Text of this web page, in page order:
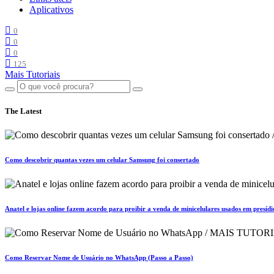
Aplicativos
0
0
0
125
Mais Tutoriais
The Latest
Como descobrir quantas vezes um celular Samsung foi consertado
Anatel e lojas online fazem acordo para proibir a venda de minicelulares usados em
Como Reservar Nome de Usuário no WhatsApp (Passo a Passo)